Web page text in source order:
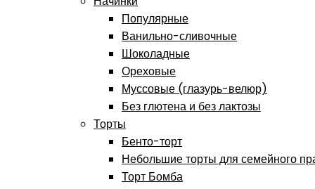
Популярные
Ванильно-сливочные
Шоколадные
Ореховые
Муссовые (глазурь-велюр)
Без глютена и без лактозы
Торты
Бенто-торт
Небольшие торты для семейного
Торт Бомба